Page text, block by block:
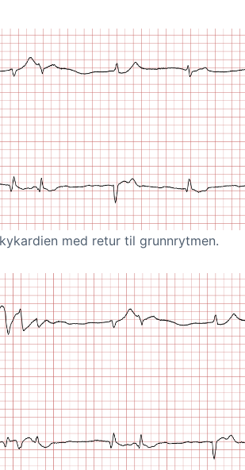
med retur til grunnrytmen.